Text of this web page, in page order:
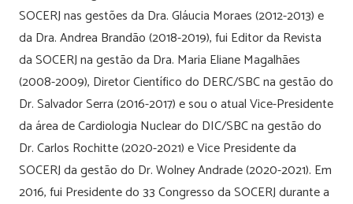
SOCERJ nas gestões da Dra. Gláucia Moraes (2012-2013) e
da Dra. Andrea Brandão (2018-2019), fui Editor da Revista
da SOCERJ na gestão da Dra. Maria Eliane Magalhães
(2008-2009), Diretor Científico do DERC/SBC na gestão do
Dr. Salvador Serra (2016-2017) e sou o atual Vice-Presidente
da área de Cardiologia Nuclear do DIC/SBC na gestão do
Dr. Carlos Rochitte (2020-2021) e Vice Presidente da
SOCERJ da gestão do Dr. Wolney Andrade (2020-2021). Em
2016, fui Presidente do 33 Congresso da SOCERJ durante a